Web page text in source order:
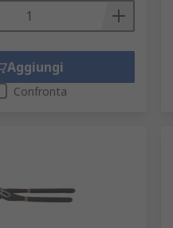
Aggiungi
Confronta